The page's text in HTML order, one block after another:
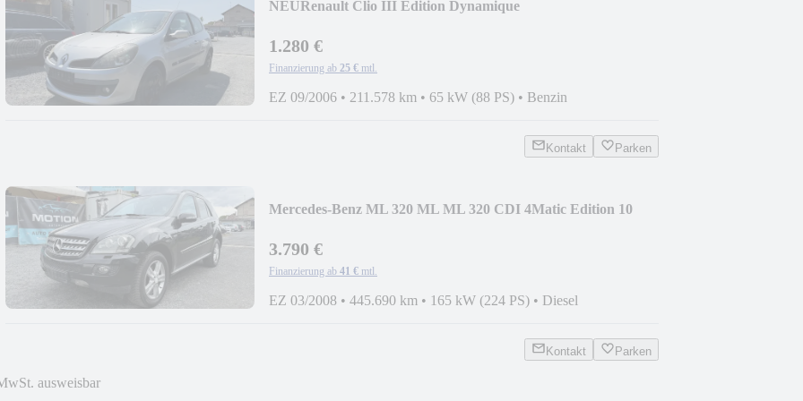
NEURenault Clio III Edition Dynamique
1.280 €
Finanzierung ab 25 € mtl.
EZ 09/2006 • 211.578 km • 65 kW (88 PS) • Benzin
Kontakt Parken
Mercedes-Benz ML 320 ML ML 320 CDI 4Matic Edition 10
3.790 €
Finanzierung ab 41 € mtl.
EZ 03/2008 • 445.690 km • 165 kW (224 PS) • Diesel
Kontakt Parken
ausweisbar